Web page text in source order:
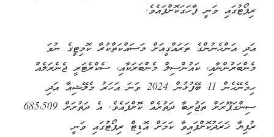
ރިޕޯޓުގައި ވަނީ ފާހަގަކޮށްފައެވެ.
އަދި އަންހެނުންގެ ތަރައްގީއަށް މަސައްކަތްކުރާ ކޮމިޓީގެ ނުވަ
މެންބަރުންނާއި، ކައުންސިލް މެންބަރަކާއި، ސެކްރެޓަރީ ޖެނެރަލެއް
ހިމެނޭހެން 11 ބޭފުޅުން 2024 ވަނަ އަހަރު މެލޭޝިއާ އަދި
ސިންގަޕޫރަށް ތަޖުރިބާ ދަތުރެއް ކޮށްފައެވެ. އެ ދަތުރަށް 685،509
ރުފިޔާ ޚަރަދުކޮށްފައިވާ ކަމަށް އޮޑިޓް ރިޕޯޓުގައި ވަނީ